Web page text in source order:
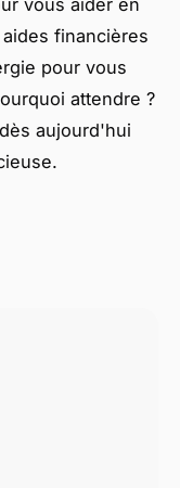
vous aider en
financières
pour vous
attendre ?
aujourd'hui